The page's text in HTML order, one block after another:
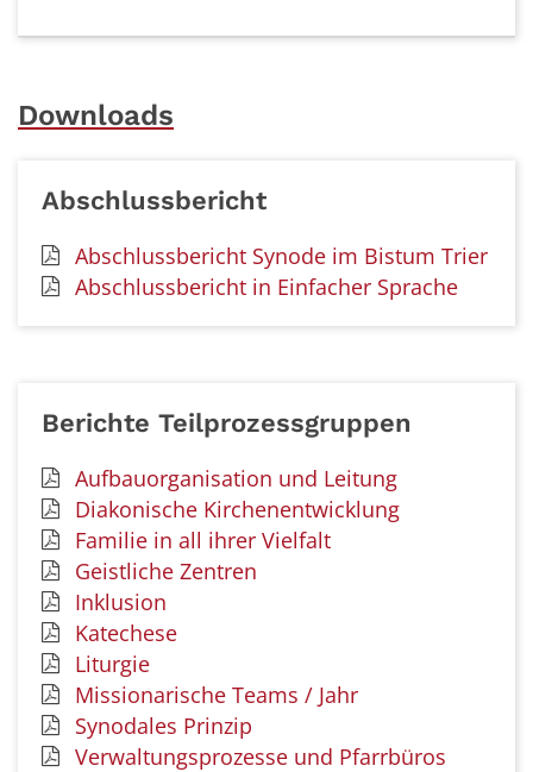
Downloads
Abschlussbericht
Abschlussbericht Synode im Bistum Trier
Abschlussbericht in Einfacher Sprache
Berichte Teilprozessgruppen
Aufbauorganisation und Leitung
Diakonische Kirchenentwicklung
Familie in all ihrer Vielfalt
Geistliche Zentren
Inklusion
Katechese
Liturgie
Missionarische Teams / Jahr
Synodales Prinzip
Verwaltungsprozesse und Pfarrbüros